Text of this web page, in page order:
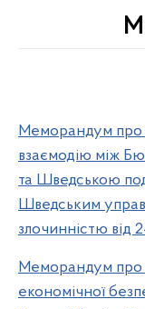
Меморандум про
взаємодію між
та Шведською
Шведським
злочинністю від
Меморандум про
економічної